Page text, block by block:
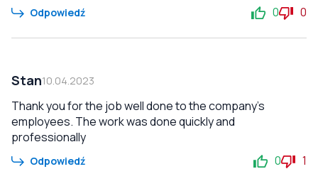
Odpowiedź 0 0
Stan10.04.2023
Thank you for the job well done to the company's
employees. The work was done quickly and
professionally
Odpowiedź 0 1